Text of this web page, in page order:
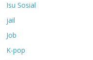
Isu Sosial
jail
Job
K-pop